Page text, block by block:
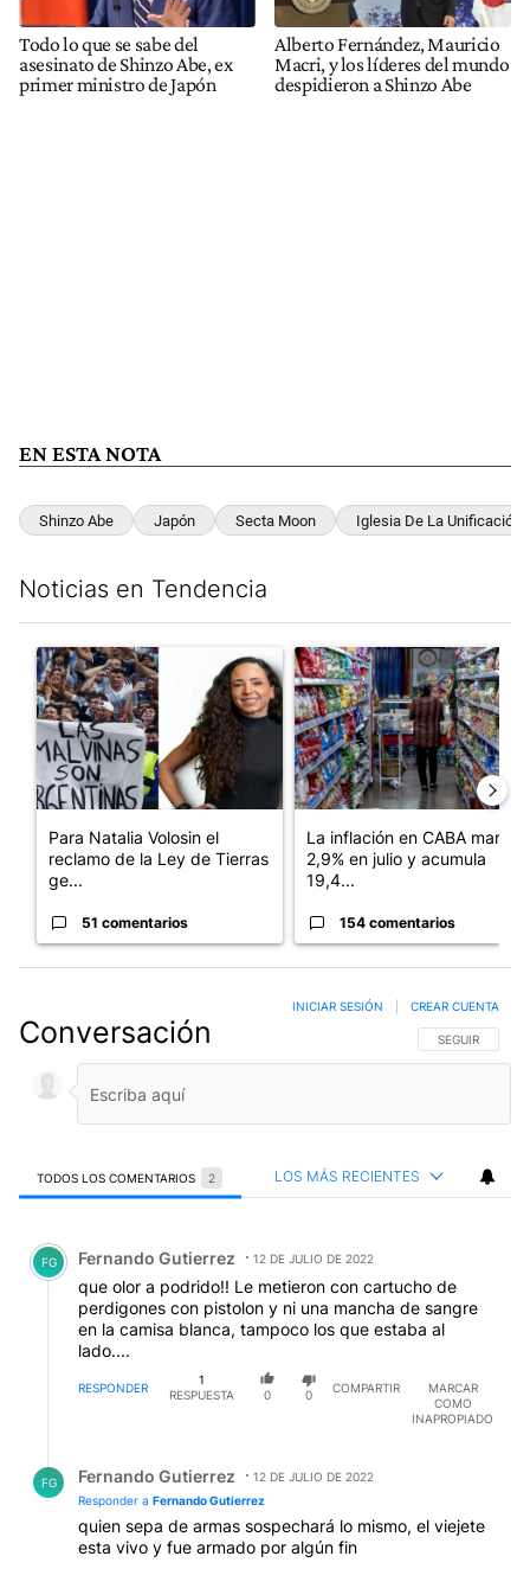
Todo lo que se sabe del
asesinato de Shinzo Abe, ex
primer ministro de Japón
Alberto Fernández, Mauricio
Macri, y los líderes del mundo
despidieron a Shinzo Abe
EN ESTA NOTA
Shinzo Abe Japón Secta Moon Iglesia De La Unificación
Noticias en Tendencia
Un artículo de tendencia con el título "Para Natalia Volosin el
Para Natalia Volosin el
reclamo de la Ley de Tierras
ge...
51 comentarios
Un artículo de tendencia con
La inflación en CABA marcó
2,9% en julio y acumula
19,4...
154 comentarios
Conversación SIGA ESTA
SEGUIR
INICIAR SESIÓN CREAR CUENTA
TODOS LOS COMENTARIOS 2 LOS MÁS RECIENTES
Comentario de Fernando Gutierrez.
FG Fernando Gutierrez 12 DE JULIO DE 2022
que olor a podrido!! Le metieron con cartucho de
perdigones con pistolon y ni una mancha de sangre
en la camisa blanca, tampoco los que estaba al
lado....
RESPONDER
1
RESPUESTA
0 0
COMPARTIR
MARCAR
COMO
INAPROPIADO
FG Fernando Gutierrez
12 DE JULIO DE 2022
Responder a Fernando Gutierrez
quien sepa de armas sospechará lo mismo, el viejete
esta vivo y fue armado por algún fin